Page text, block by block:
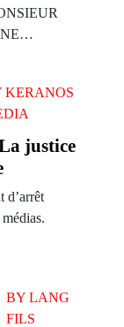
KERANOS
justice
d’arrêt
BYLANG
FILS